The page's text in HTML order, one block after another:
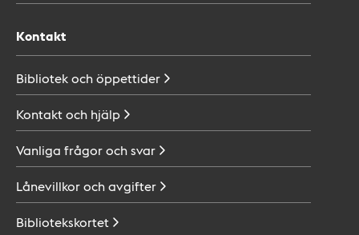
Kontakt
Bibliotek ochöppettider
Kontakt och hjälp
Vanliga frågor ochsvar
Lånevillkor ochavgifter
Bibliotekskortet